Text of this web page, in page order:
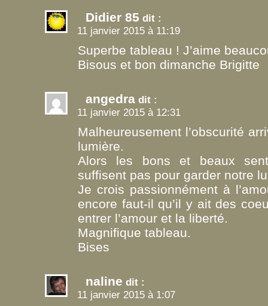
Didier 85 dit :
11 janvier 2015 à 11:19
Superbe tableau ! J’aime
Bisous et bon dimanche Brigitte
angedra dit :
11 janvier 2015 à 12:31
Malheureusement l’obscurité
lumière.
Alors les bons et beaux
suffisent pas pour garder notre
Je crois passionnément à
encore faut-il qu’il y ait des
entrer l’amour et la liberté.
Magnifique tableau.
Bises
naline dit :
11 janvier 2015 à 1:07